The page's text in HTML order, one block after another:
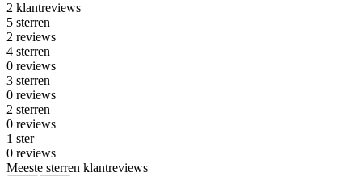
2 klantreviews
5 sterren
2 reviews
4 sterren
0 reviews
3 sterren
0 reviews
2 sterren
0 reviews
1 ster
0 reviews
Meeste sterren klantreviews